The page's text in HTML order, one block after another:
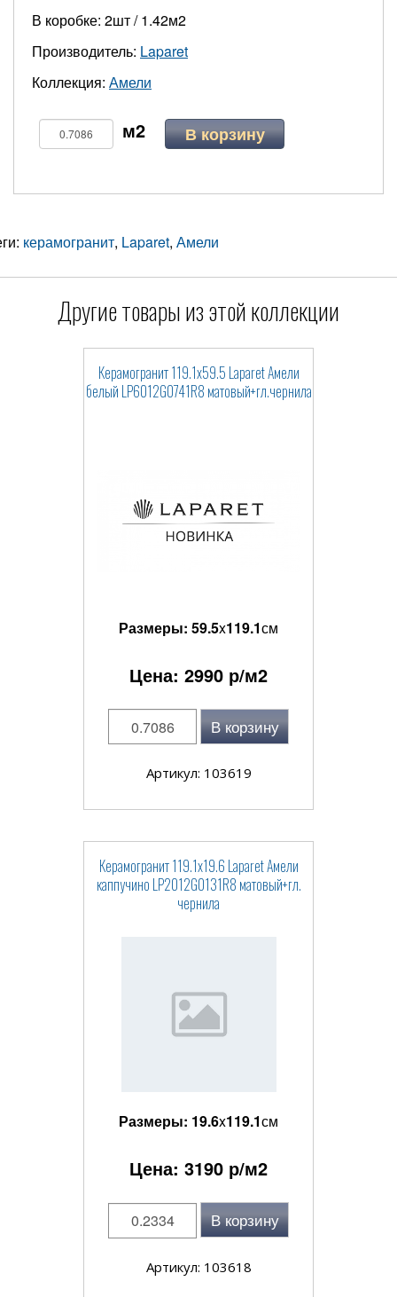
В коробке: 2шт / 1.42м2
Производитель: Laparet
Коллекция: Амели
В корзину
керамогранит, Laparet, Амели
Другие товары из этой коллекции
Керамогранит 119.1x59.5 Laparet Амели
белый LP6012G0741R8 матовый+гл.чернила
Размеры: 59.5x119.1см
Цена: 2990 р/м2
В корзину
Артикул: 103619
Керамогранит 119.1x19.6 Laparet Амели
каппучино LP2012G0131R8 матовый+гл.
чернила
Размеры: 19.6x119.1см
Цена: 3190 р/м2
В корзину
Артикул: 103618